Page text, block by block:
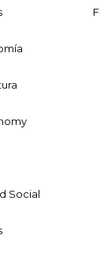
Social